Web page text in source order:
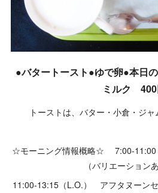
●バタートースト●ゆで卵●本
ミルク 400
トーストは、バター・小倉・ジャ
☆モーニング情報概略☆ 7:00-
（バリエーション
11:00-13:15（L.O.） アフタヌー